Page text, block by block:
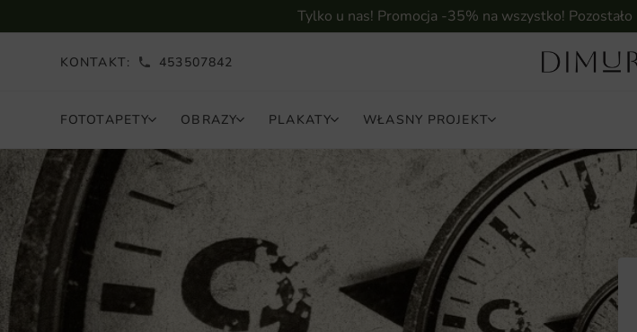
Tylko u nas! Promocja -35% na wszystko! Pozostało
KONTAKT: 453507842
FOTOTAPETY OBRAZY PLAKATY WŁASNY PROJEKT